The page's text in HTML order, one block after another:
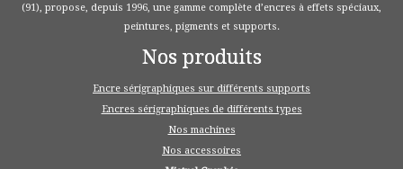
(91), propose, depuis 1996, une gamme complète d’encres à effets spéciaux,
peintures, pigments et supports.
Nos produits
Encre sérigraphiques sur différents supports
Encres sérigraphiques de différents types
Nos machines
Nos accessoires